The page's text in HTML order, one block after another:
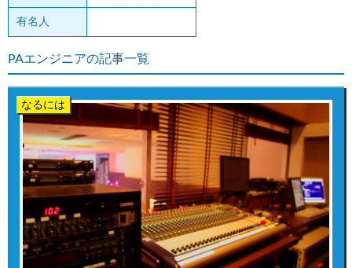
有名人
PAエンジニアの記事一覧
なるには